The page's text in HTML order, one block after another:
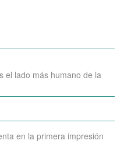
el lado más humano de la
en la primera impresión